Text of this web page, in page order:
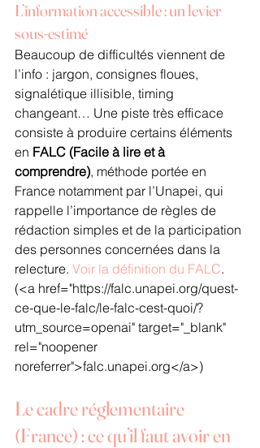
L’information accessible : un levier
sous-estimé
Beaucoup de difficultés viennent de
l’info : jargon, consignes floues,
signalétique illisible, timing
changeant… Une piste très efficace
consiste à produire certains éléments
en FALC (Facile à lire et à
comprendre), méthode portée en
France notamment par l’Unapei, qui
rappelle l’importance de règles de
rédaction simples et de la participation
des personnes concernées dans la
relecture. Voir la définition du FALC.
(<a href="https://falc.unapei.org/quest-
ce-que-le-falc/le-falc-cest-quoi/?
utm_source=openai" target="_blank"
rel="noopener
noreferrer">falc.unapei.org</a>)
Le cadre réglementaire
(France) : ce qu’il faut avoir en